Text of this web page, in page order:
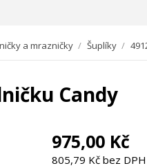
a mrazničky / Šuplíky /
Candy
975,00 Kč
805,79 Kč bez DPH